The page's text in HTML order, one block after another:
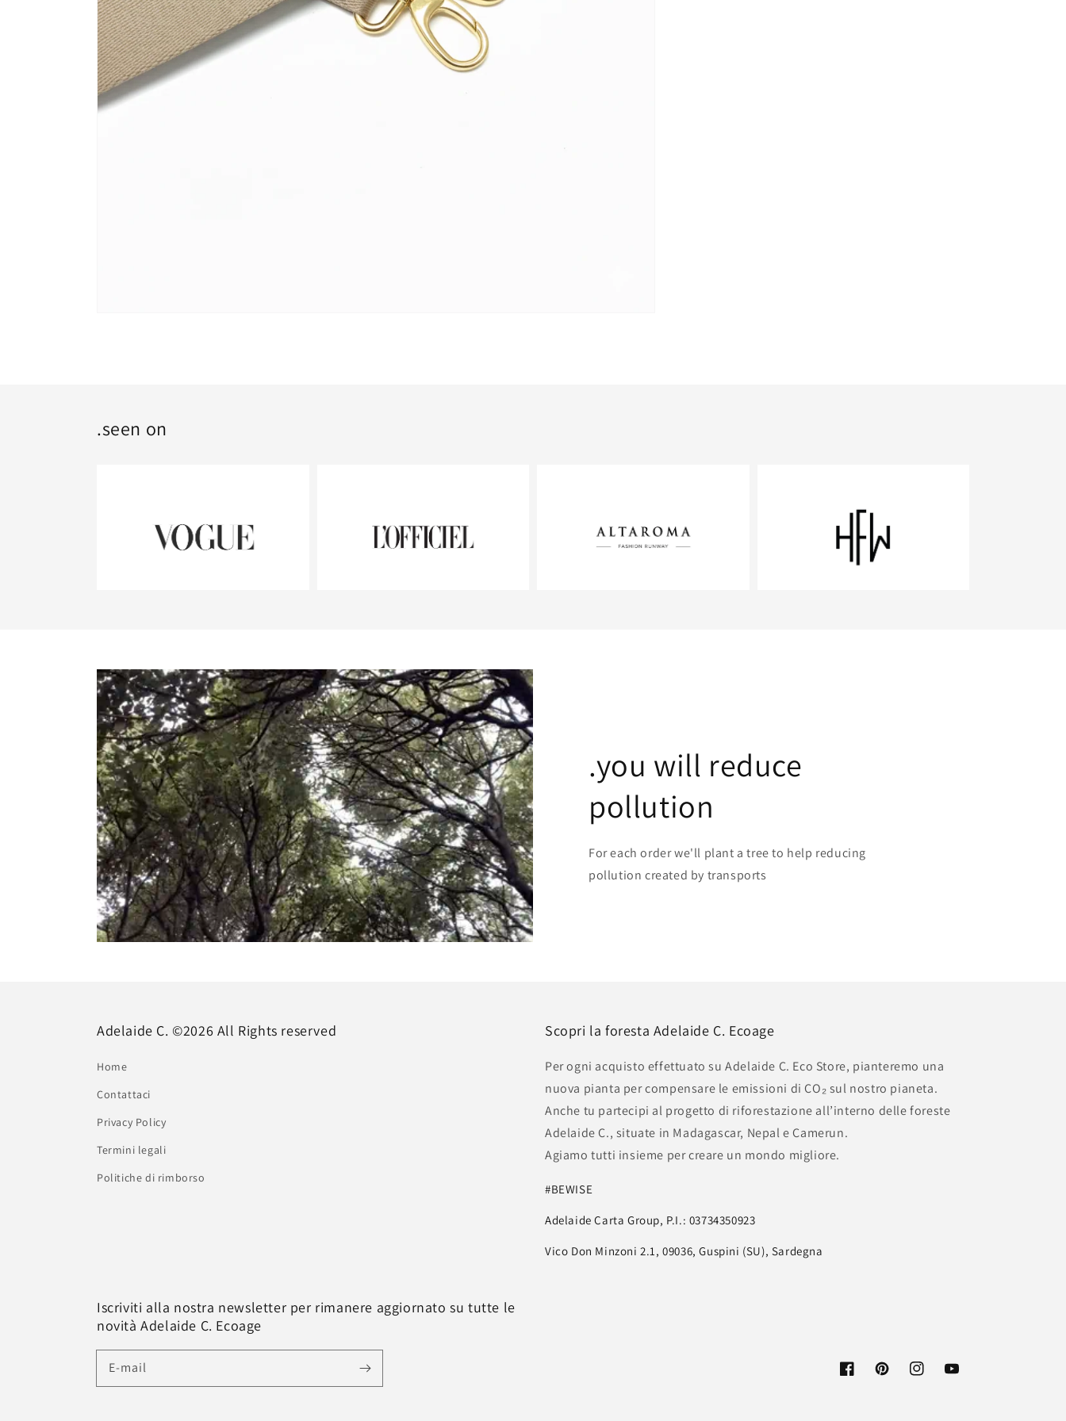
.seen on
.you will reduce
pollution
For each order we'll plant a tree to help reducing
pollution created by transports
Adelaide C. ©2026 All Rights reserved
Home
Contattaci
Privacy Policy
Termini legali
Politiche di rimborso
Scopri la foresta Adelaide C. Ecoage
Per ogni acquisto effettuato su Adelaide C. Eco Store, pianteremo una
nuova pianta per compensare le emissioni di CO₂ sul nostro pianeta.
Anche tu partecipi al progetto di riforestazione all’interno delle foreste
Adelaide C., situate in Madagascar, Nepal e Camerun.
Agiamo tutti insieme per creare un mondo migliore.
#BEWISE
Adelaide Carta Group, P.I.: 03734350923
Vico Don Minzoni 2.1, 09036, Guspini (SU), Sardegna
Iscriviti alla nostra newsletter per rimanere aggiornato su tutte le
novità Adelaide C. Ecoage
E-mail
FacebookPinterestInstagramYoutube